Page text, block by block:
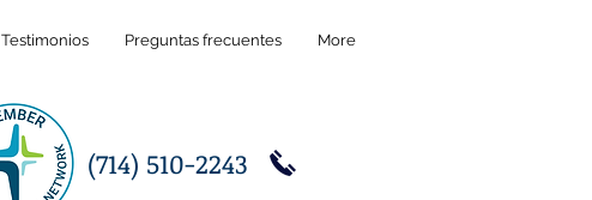
Testimonios Preguntas frecuentes More
(714) 510-2243